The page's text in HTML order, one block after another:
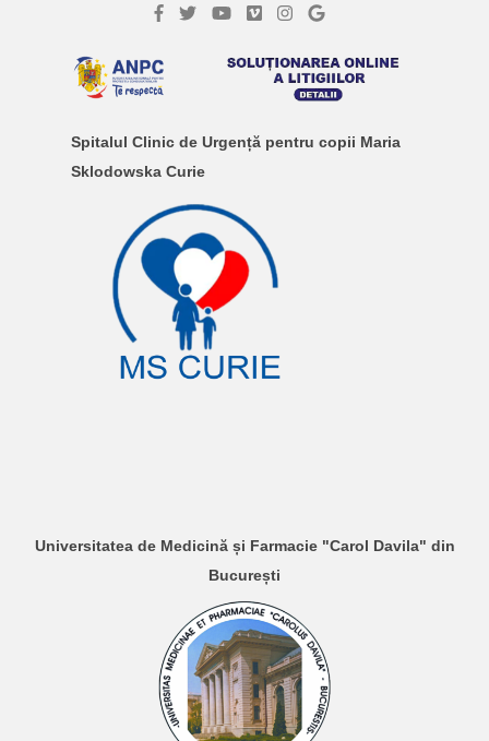
Spitalul Clinic de Urgență pentru copii Maria
Sklodowska Curie
Universitatea de Medicină și Farmacie "Carol Davila" din
București